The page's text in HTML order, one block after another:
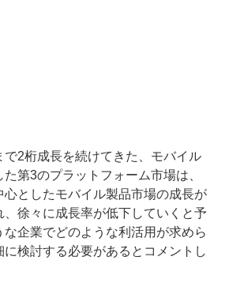
2桁成長を続けてきた、モバイル
第3のプラットフォーム市場は、
心としたモバイル製品市場の成長が
徐々に成長率が低下していくと予
企業でどのような利活用が求めら
検討する必要があるとコメントし